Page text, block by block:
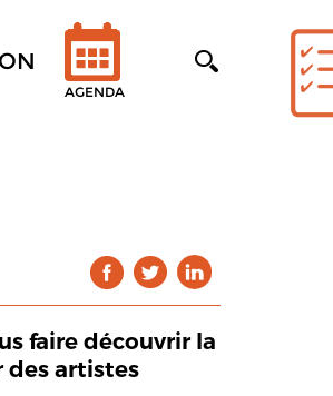
AGENDA
faire découvrir la
des artistes